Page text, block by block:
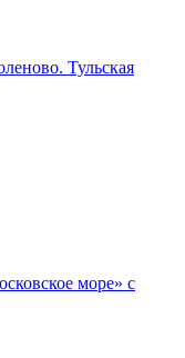
Тульская
море» с